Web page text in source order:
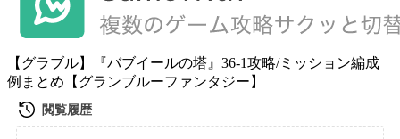
【グラブル】『バブイールの塔』36-1攻略/ミッション編成
例まとめ【グランブルーファンタジー】